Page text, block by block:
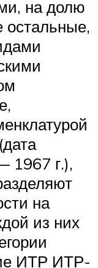
на долю
остальные,
1967 г.),
на
из них
ИТР ИТР-